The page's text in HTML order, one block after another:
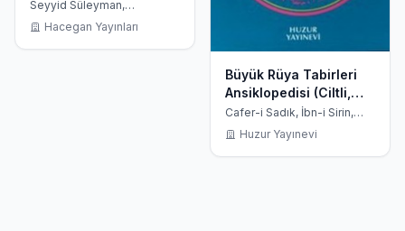
Seyyid Süleyman,
M.zeren,c.m.duran
Hacegan Yayınları
Büyük Rüya Tabirleri
Ansiklopedisi (Ciltli,
2.Hamur)
Cafer-i Sadık, İbn-i Sirin,
Süleyman
Huzur Yayınevi